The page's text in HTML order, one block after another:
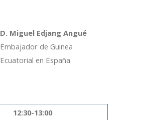
D. Miguel Edjang Angué
Embajador de Guinea
Ecuatorial en España.
12:30-13:00